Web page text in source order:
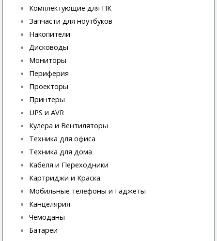
Комплектующие для ПК
Запчасти для ноутбуков
Накопители
Дисководы
Мониторы
Периферия
Проекторы
Принтеры
UPS и AVR
Кулера и Вентиляторы
Техника для офиса
Техника для дома
Кабеля и Переходники
Картриджи и Краска
Мобильные телефоны и Гаджеты
Канцелярия
Чемоданы
Батареи